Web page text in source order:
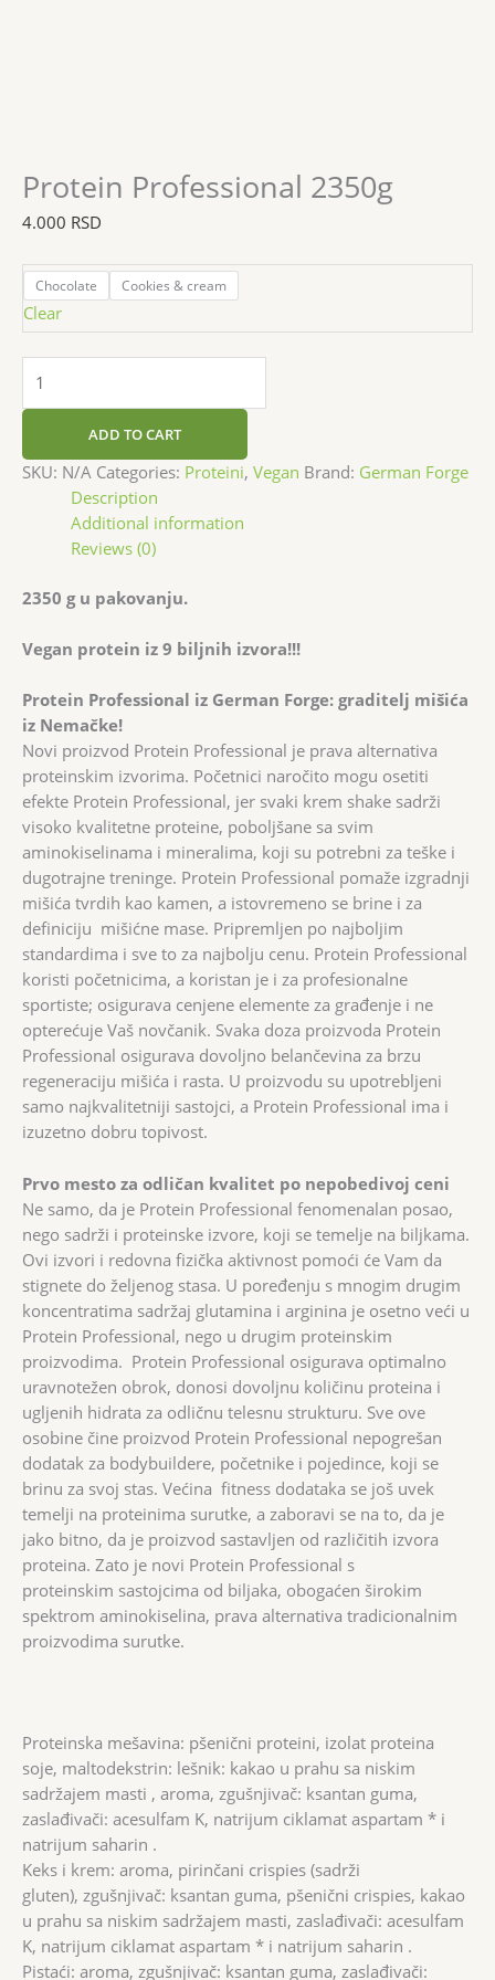
Protein Professional 2350g
4.000 RSD
Chocolate Cookies & cream
Clear
ADD TO CART
SKU: N/A Categories: Proteini, Vegan Brand: German Forge
Description
Additional information
Reviews (0)
2350 g u pakovanju.
Vegan protein iz 9 biljnih izvora!!!
Protein Professional iz German Forge: graditelj mišića
iz Nemačke!
Novi proizvod Protein Professional je prava alternativa
proteinskim izvorima. Početnici naročito mogu osetiti
efekte Protein Professional, jer svaki krem shake sadrži
visoko kvalitetne proteine, poboljšane sa svim
aminokiselinama i mineralima, koji su potrebni za teške i
dugotrajne treninge. Protein Professional pomaže izgradnji
mišića tvrdih kao kamen, a istovremeno se brine i za
definiciju mišićne mase. Pripremljen po najboljim
standardima i sve to za najbolju cenu. Protein Professional
koristi početnicima, a koristan je i za profesionalne
sportiste; osigurava cenjene elemente za građenje i ne
opterećuje Vaš novčanik. Svaka doza proizvoda Protein
Professional osigurava dovoljno belančevina za brzu
regeneraciju mišića i rasta. U proizvodu su upotrebljeni
samo najkvalitetniji sastojci, a Protein Professional ima i
izuzetno dobru topivost.
Prvo mesto za odličan kvalitet po nepobedivoj ceni
Ne samo, da je Protein Professional fenomenalan posao,
nego sadrži i proteinske izvore, koji se temelje na biljkama.
Ovi izvori i redovna fizička aktivnost pomoći će Vam da
stignete do željenog stasa. U poređenju s mnogim drugim
koncentratima sadržaj glutamina i arginina je osetno veći u
Protein Professional, nego u drugim proteinskim
proizvodima. Protein Professional osigurava optimalno
uravnotežen obrok, donosi dovoljnu količinu proteina i
ugljenih hidrata za odličnu telesnu strukturu. Sve ove
osobine čine proizvod Protein Professional nepogrešan
dodatak za bodybuildere, početnike i pojedince, koji se
brinu za svoj stas. Većina fitness dodataka se još uvek
temelji na proteinima surutke, a zaboravi se na to, da je
jako bitno, da je proizvod sastavljen od različitih izvora
proteina. Zato je novi Protein Professional s
proteinskim sastojcima od biljaka, obogaćen širokim
spektrom aminokiselina, prava alternativa tradicionalnim
proizvodima surutke.
Proteinska mešavina: pšenični proteini, izolat proteina
soje, maltodekstrin: lešnik: kakao u prahu sa niskim
sadržajem masti , aroma, zgušnjivač: ksantan guma,
zaslađivači: acesulfam K, natrijum ciklamat aspartam * i
natrijum saharin .
Keks i krem: aroma, pirinčani crispies (sadrži
gluten), zgušnjivač: ksantan guma, pšenični crispies, kakao
u prahu sa niskim sadržajem masti, zaslađivači: acesulfam
K, natrijum ciklamat aspartam * i natrijum saharin .
Pistaći: aroma, zgušnjivač: ksantan guma, zaslađivači: